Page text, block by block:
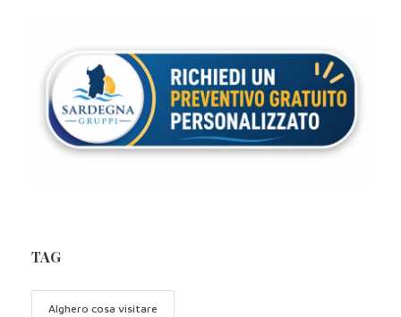
TAG
Alghero cosa visitare